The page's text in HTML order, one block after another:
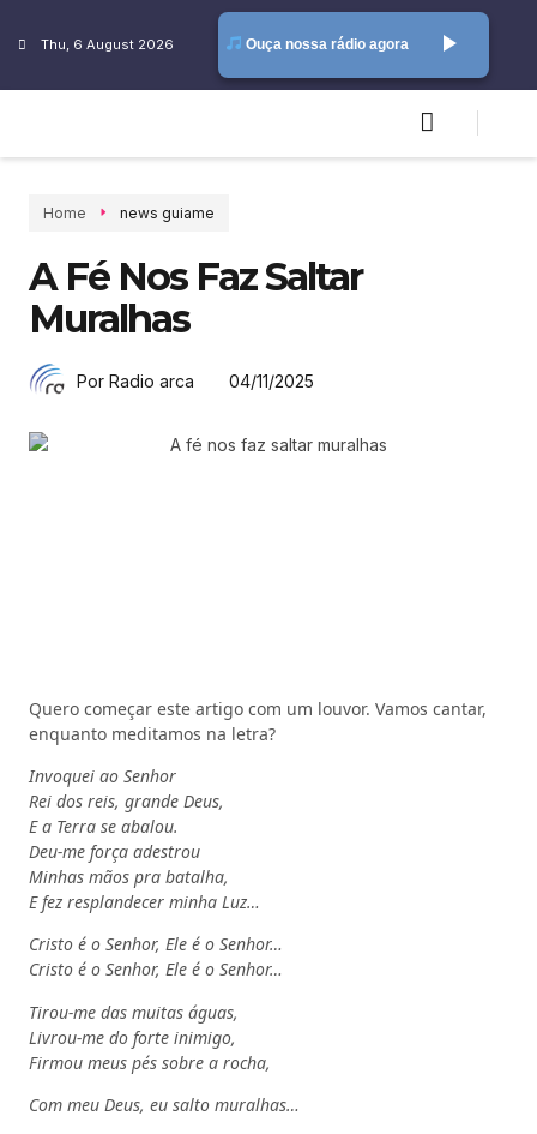
Thu, 6 August 2026 Ouça nossa rádio agora play_arrow
Home news guiame
A Fé Nos Faz Saltar
Muralhas
Por Radio arca 04/11/2025
Quero começar este artigo com um louvor. Vamos cantar,
enquanto meditamos na letra?
Invoquei ao Senhor
Rei dos reis, grande Deus,
E a Terra se abalou.
Deu-me força adestrou
Minhas mãos pra batalha,
E fez resplandecer minha Luz…
Cristo é o Senhor, Ele é o Senhor…
Cristo é o Senhor, Ele é o Senhor…
Tirou-me das muitas águas,
Livrou-me do forte inimigo,
Firmou meus pés sobre a rocha,
Com meu Deus, eu salto muralhas…